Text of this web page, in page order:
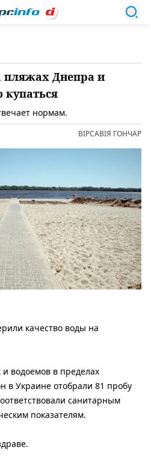
пляжах Днепра и
купаться
нормам.
ВІРСАВІЯ ГОНЧАР
качество воды на
водоемов в пределах
в Украине отобрали 81 пробу
санитарным
показателям.